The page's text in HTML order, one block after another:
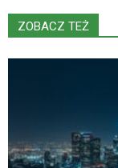
ZOBACZ TEŻ